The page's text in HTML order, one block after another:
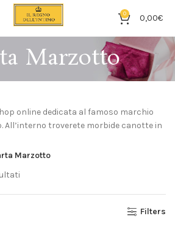
0 0,00€
Marzotto
online dedicata al famoso marchio
All’interno troverete morbide canotte in
Marzotto
Filters